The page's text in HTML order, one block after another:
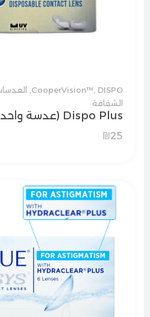
CooperVision™ DISPO
الشفافة
Dispo Plus (عدسة واحدة)
₪25